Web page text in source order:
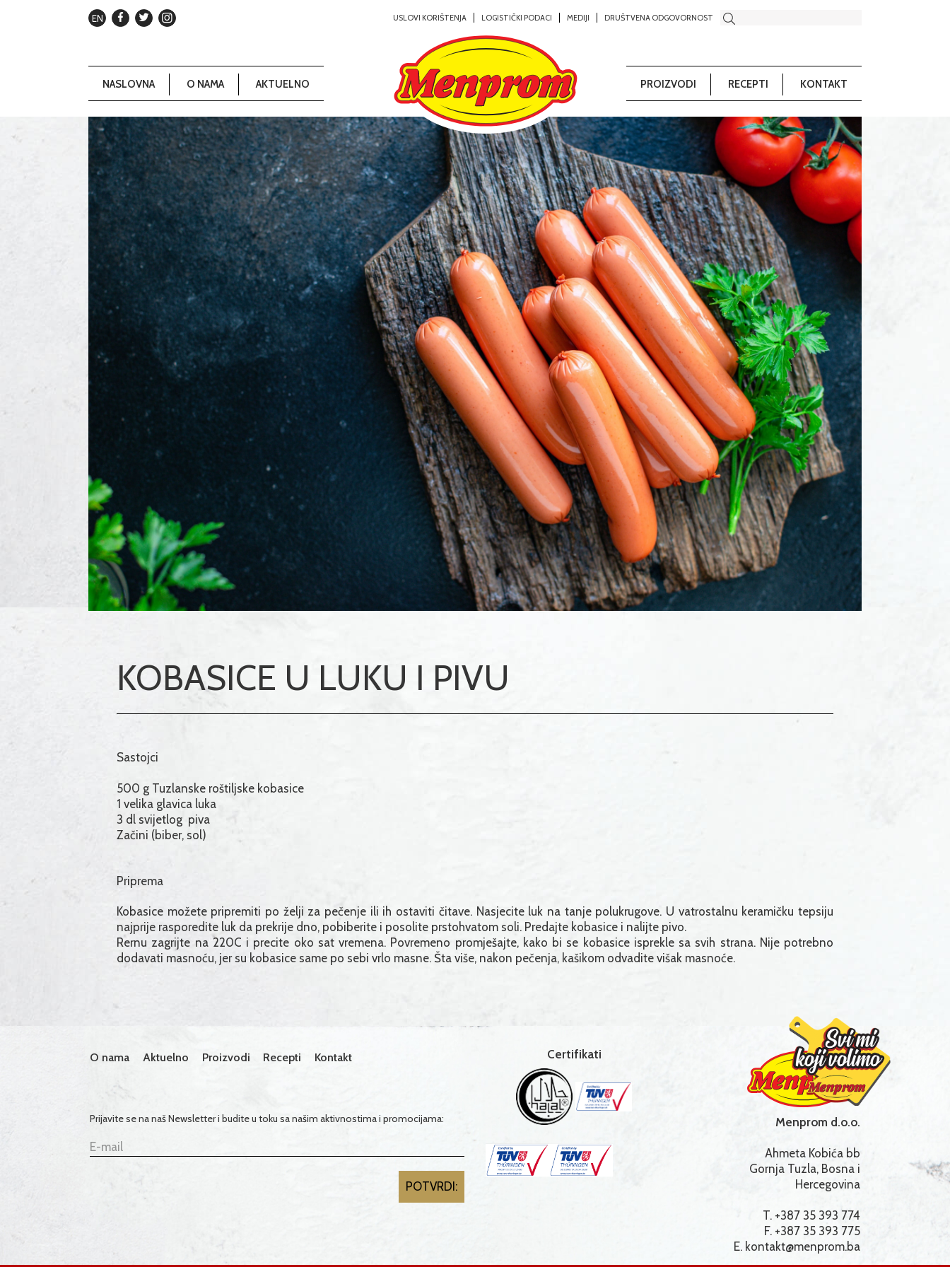
EN USLOVI KORIŠTENJA LOGISTIČKI PODACI MEDIJI DRUŠTVENA ODGOVORNOST
NASLOVNA O NAMA AKTUELNO PROIZVODI RECEPTI KONTAKT
KOBASICE U LUKU I PIVU
Sastojci
500 g Tuzlanske roštiljske kobasice
1 velika glavica luka
3 dl svijetlog piva
Začini (biber, sol)
Priprema
Kobasice možete pripremiti po želji za pečenje ili ih ostaviti čitave. Nasjecite luk na tanje polukrugove. U vatrostalnu keramičku tepsiju
najprije rasporedite luk da prekrije dno, pobiberite i posolite prstohvatom soli. Predajte kobasice i nalijte pivo.
Rernu zagrijte na 220C i precite oko sat vremena. Povremeno promješajte, kako bi se kobasice isprekle sa svih strana. Nije potrebno
dodavati masnoću, jer su kobasice same po sebi vrlo masne. Šta više, nakon pečenja, kašikom odvadite višak masnoće.
O nama Aktuelno Proizvodi Recepti Kontakt
Prijavite se na naš Newsletter i budite u toku sa našim aktivnostima i promocijama:
Certifikati
Menprom d.o.o.
Ahmeta Kobića bb
Gornja Tuzla, Bosna i
Hercegovina
T. +387 35 393 774
F. +387 35 393 775
E. kontakt@menprom.ba